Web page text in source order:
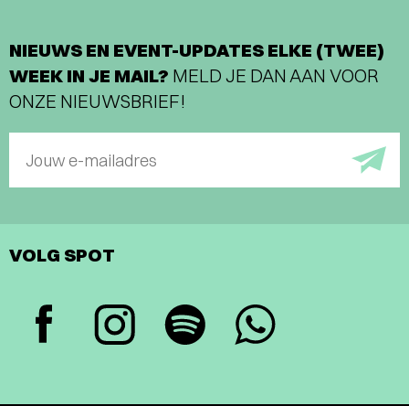
NIEUWS EN EVENT-UPDATES ELKE (TWEE)
WEEK IN JE MAIL? MELD JE DAN AAN VOOR
ONZE NIEUWSBRIEF!
Jouw e-mailadres
VOLG SPOT